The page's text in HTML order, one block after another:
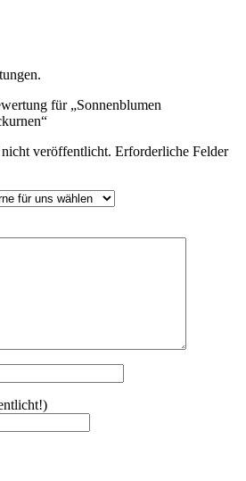
für „Sonnenblumen
veröffentlicht. Erforderliche Felder